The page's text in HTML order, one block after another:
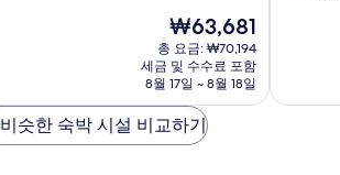
현
재
요
금
₩63,681
₩63,681
총 요금: ₩70,194
세금 및 수수료 포함
8월 17일 ~ 8월 18일
매
비슷한 숙박 시설 비교하기